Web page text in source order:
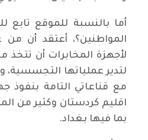
أما بالنسبة للموقع تابع
المواطنين؟، أعتقد أن من
لأجهزة المخابرات أن تتخذ
لتدير عملياتها التجسسية،
مع قناعاتي التامة بنفوذ
اقليم كردستان وكثير من
بما فيها بغداد.